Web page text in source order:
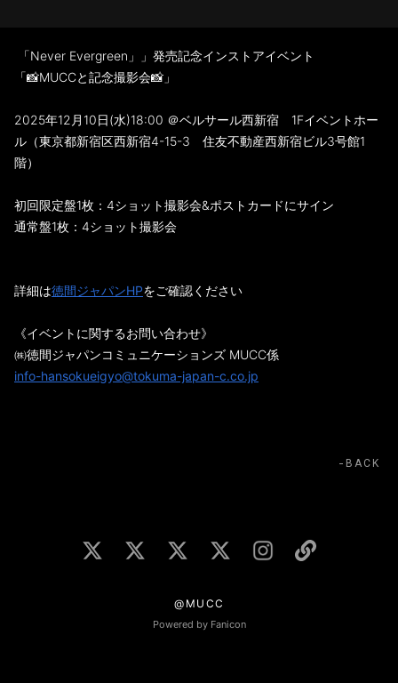
「Never Evergreen」」発売記念インストアイベント
「📸MUCCと記念撮影会📸」
2025年12月10日(水)18:00 ＠ベルサール西新宿 1Fイベントホー
ル（東京都新宿区西新宿4-15-3 住友不動産西新宿ビル3号館1
階）
初回限定盤1枚：4ショット撮影会&ポストカードにサイン
通常盤1枚：4ショット撮影会
詳細は徳間ジャパンHPをご確認ください
《イベントに関するお問い合わせ》
㈱徳間ジャパンコミュニケーションズ MUCC係
info-hansokueigyo@tokuma-japan-c.co.jp
BACK
@MUCC
Powered by Fanicon